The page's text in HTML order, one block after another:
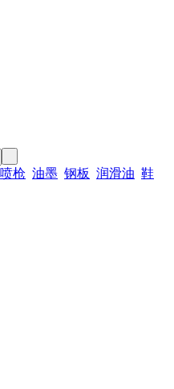
喷枪 油墨 钢板 润滑油 鞋